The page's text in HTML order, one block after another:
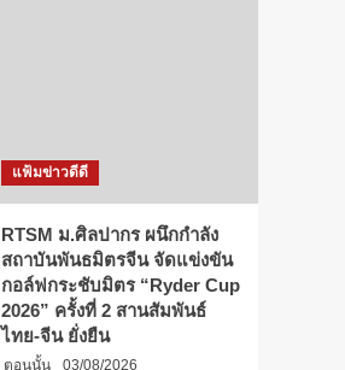
แฟ้มข่าวดีดี
RTSM ม.ศิลปากร ผนึกกำลัง
สถาบันพันธมิตรจีน จัดแข่งขัน
กอล์ฟกระชับมิตร “Ryder Cup
2026” ครั้งที่ 2 สานสัมพันธ์
ไทย-จีน ยั่งยืน
ตอนนั้น 03/08/2026